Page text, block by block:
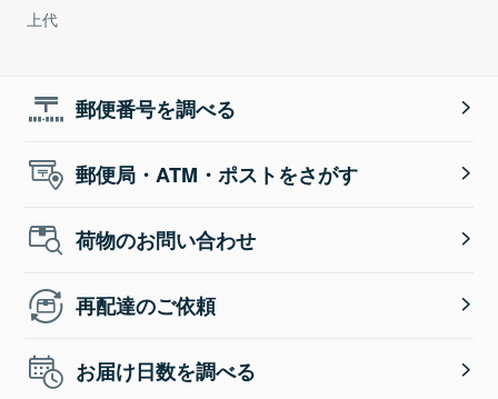
上代
郵便番号を調べる
郵便局・ATM・ポストをさがす
荷物のお問い合わせ
再配達のご依頼
お届け日数を調べる